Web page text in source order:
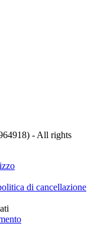
- All rights
di cancellazione